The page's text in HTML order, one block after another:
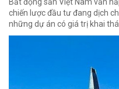
Bất động sản Việt Nam vẫn
chiến lược đầu tư đang dịch
những dự án có giá trị khai